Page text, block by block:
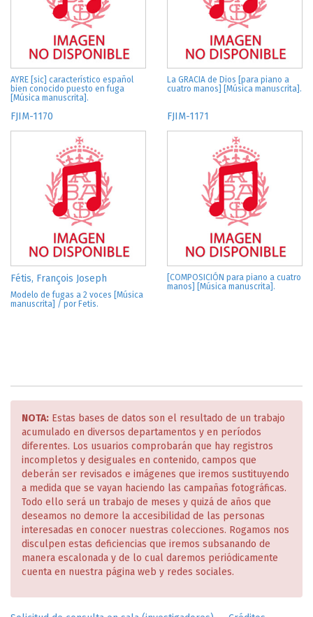
AYRE [sic] característico español
bien conocido puesto en fuga
[Música manuscrita].
La GRACIA de Dios [para piano a
cuatro manos] [Música manuscrita].
FJIM-1170
Fétis, François Joseph
Modelo de fugas a 2 voces [Música
manuscrita] / por Fetis.
FJIM-1171
[COMPOSICIÓN para piano a cuatro
manos] [Música manuscrita].
NOTA: Estas bases de datos son el resultado de un trabajo
acumulado en diversos departamentos y en períodos
diferentes. Los usuarios comprobarán que hay registros
incompletos y desiguales en contenido, campos que
deberán ser revisados e imágenes que iremos sustituyendo
a medida que se vayan haciendo las campañas fotográficas.
Todo ello será un trabajo de meses y quizá de años que
deseamos no demore la accesibilidad de las personas
interesadas en conocer nuestras colecciones. Rogamos nos
disculpen estas deficiencias que iremos subsanando de
manera escalonada y de lo cual daremos periódicamente
cuenta en nuestra página web y redes sociales.